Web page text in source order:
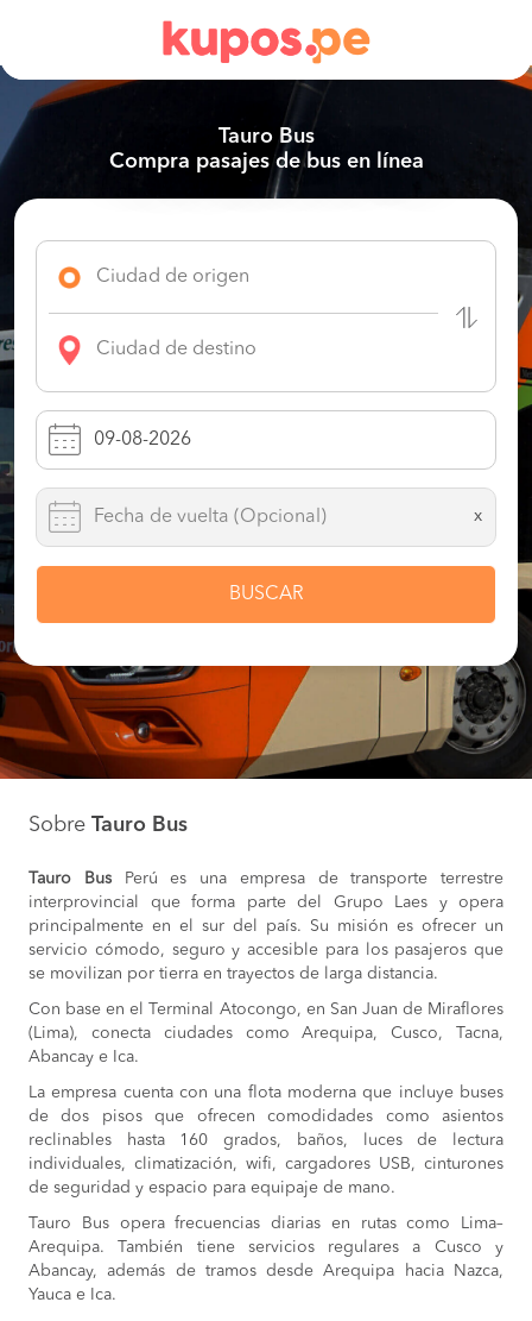
Tauro Bus
Compra pasajes de bus en línea
x
BUSCAR
Sobre Tauro Bus
Tauro BusPerú es una empresa de transporte terrestre
interprovincial que forma parte del Grupo Laes y opera
principalmente en el sur del país. Su misión es ofrecer un
servicio cómodo, seguro y accesible para los pasajeros que
se movilizan por tierra en trayectos de larga distancia.
Con base en el Terminal Atocongo, en San Juan de Miraflores
(Lima), conecta ciudades como Arequipa, Cusco, Tacna,
Abancay e Ica.
La empresa cuenta con una flota moderna que incluye buses
de dos pisos que ofrecen comodidades como asientos
reclinables hasta 160 grados, baños, luces de lectura
individuales, climatización, wifi, cargadores USB, cinturones
de seguridad y espacio para equipaje de mano.
Tauro Bus opera frecuencias diarias en rutas como Lima–
Arequipa. También tiene servicios regulares a Cusco y
Abancay, además de tramos desde Arequipa hacia Nazca,
Yauca e Ica.